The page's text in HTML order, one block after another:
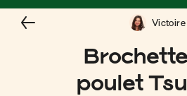
poulet
Victoire